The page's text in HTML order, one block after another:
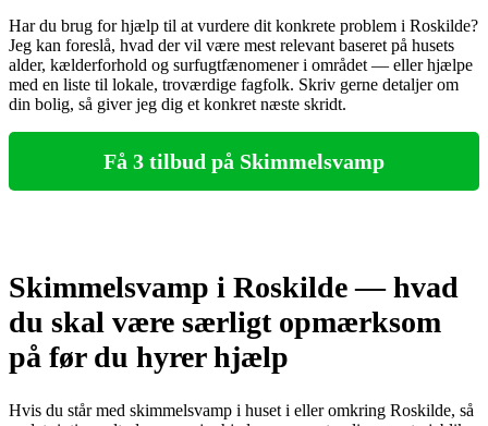
Har du brug for hjælp til at vurdere dit konkrete problem i Roskilde?
Jeg kan foreslå, hvad der vil være mest relevant baseret på husets
alder, kælderforhold og surfugtfænomener i området — eller hjælpe
med en liste til lokale, troværdige fagfolk. Skriv gerne detaljer om
din bolig, så giver jeg dig et konkret næste skridt.
Få 3 tilbud på Skimmelsvamp
Skimmelsvamp i Roskilde — hvad
du skal være særligt opmærksom
på før du hyrer hjælp
Hvis du står med skimmelsvamp i huset i eller omkring Roskilde, så